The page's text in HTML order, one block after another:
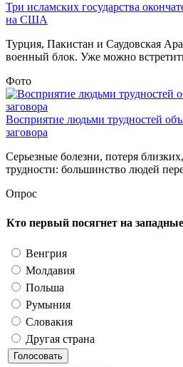
Три исламских государства
на США
Турция, Пакистан и Саудовская
военный блок. Уже можно
Фото
Восприятие людьми трудностей
заговора
Серьезные болезни, потеря
трудности: большинство людей
Опрос
Кто первый посягнет на
Венгрия
Молдавия
Польша
Румыния
Словакия
Другая страна